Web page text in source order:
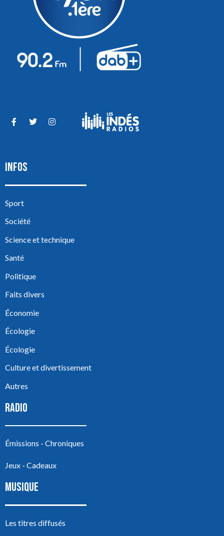
INFOS
Sport
Société
Science et technique
Santé
Politique
Faits divers
Économie
Écologie
Écologie
Culture et divertissement
Autres
RADIO
Émissions - Chroniques
Jeux - Cadeaux
MUSIQUE
Les titres diffusés